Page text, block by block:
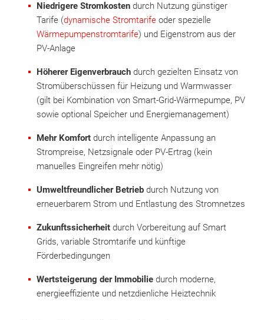
Niedrigere Stromkosten durch Nutzung günstiger
Tarife (dynamische Stromtarife oder spezielle
Wärmepumpenstromtarife) und Eigenstrom aus der
PV-Anlage
Höherer Eigenverbrauch durch gezielten Einsatz von
Stromüberschüssen für Heizung und Warmwasser
(gilt bei Kombination von Smart-Grid-Wärmepumpe, PV
sowie optional Speicher und Energiemanagement)
Mehr Komfort durch intelligente Anpassung an
Strompreise, Netzsignale oder PV-Ertrag (kein
manuelles Eingreifen mehr nötig)
Umweltfreundlicher Betrieb durch Nutzung von
erneuerbarem Strom und Entlastung des Stromnetzes
Zukunftssicherheit durch Vorbereitung auf Smart
Grids, variable Stromtarife und künftige
Förderbedingungen
Wertsteigerung der Immobilie durch moderne,
energieeffiziente und netzdienliche Heiztechnik